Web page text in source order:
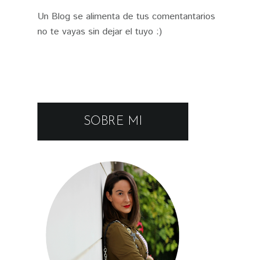
Un Blog se alimenta de tus comentantarios
no te vayas sin dejar el tuyo :)
SOBRE MI